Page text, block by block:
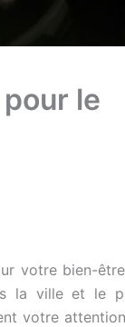
le
votre bien-
la ville et le
votre